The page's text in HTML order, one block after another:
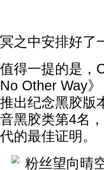
冥之中安排好了
值得一提的是，
No Other Way
推出纪念黑胶版
音黑胶类第4名
代的最佳证明。